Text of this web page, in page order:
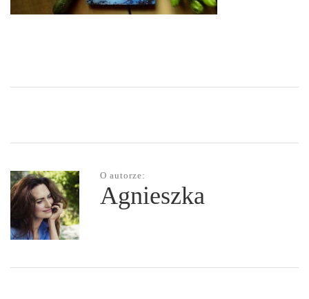
O autorze:
Agnieszka